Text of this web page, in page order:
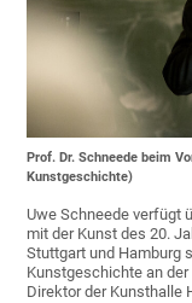
Prof. Dr. Schneede beim
Kunstgeschichte)
Uwe Schneede verfügt
mit der Kunst des 20.
Stuttgart und Hamburg
Kunstgeschichte an
Direktor der Kunsthalle